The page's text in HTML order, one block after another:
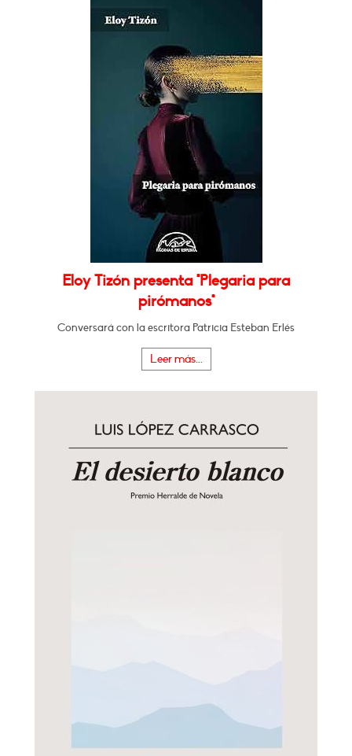
Eloy Tizón presenta "Plegaria para
pirómanos"
Conversará con la escritora Patricia Esteban Erlés
Leer más...